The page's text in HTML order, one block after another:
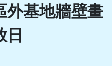
外基地牆壁畫
日